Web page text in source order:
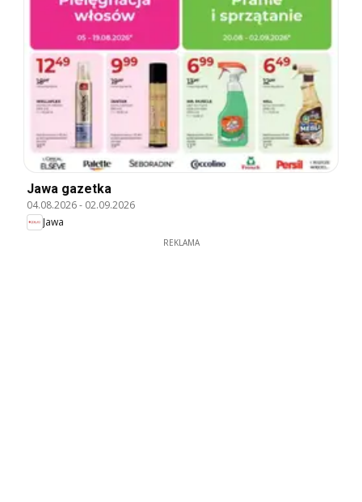
Jawa gazetka
04.08.2026- 02.09.2026
Jawa
REKLAMA